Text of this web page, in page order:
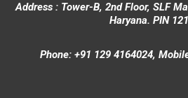
Address : Tower-B, 2nd Floor, SLF
Haryana. PIN
Phone: +91 129 4164024,